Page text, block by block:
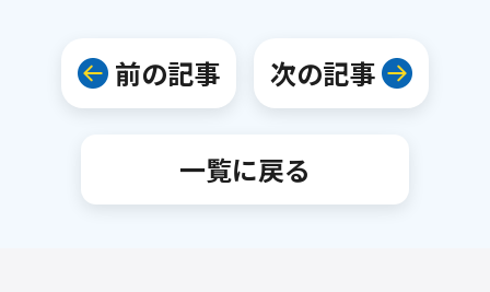
前の記事 次の記事
一覧に戻る